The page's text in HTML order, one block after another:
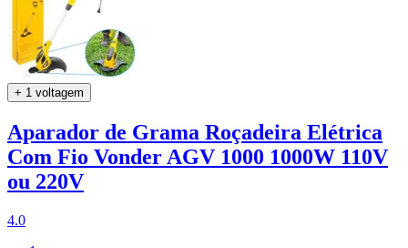
+ 1 voltagem
Aparador de Grama Roçadeira Elétrica
Com Fio Vonder AGV 1000 1000W 110V
ou 220V
4.0